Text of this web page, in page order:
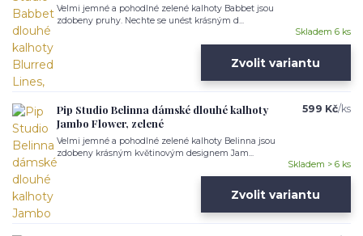
Velmi jemné a pohodlné zelené kalhoty Babbet jsou
zdobeny pruhy. Nechte se unést krásným d...
Skladem 6 ks
Zvolit variantu
Pip Studio Belinna dámské dlouhé kalhoty
Jambo Flower, zelené
Velmi jemné a pohodlné zelené kalhoty Belinna jsou
zdobeny krásným květinovým designem Jam...
599 Kč/ks
Skladem > 6 ks
Zvolit variantu